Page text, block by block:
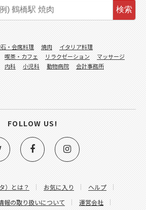
）とは？ お気に入り
ヘルプ
報の取り扱いについて 運営会社
検索
・会席料理 焼肉
イタリア料理
喫茶・カフェ リラクゼーション
マッサージ
内科 小児科 動物病院
会計事務所
FOLLOW US!